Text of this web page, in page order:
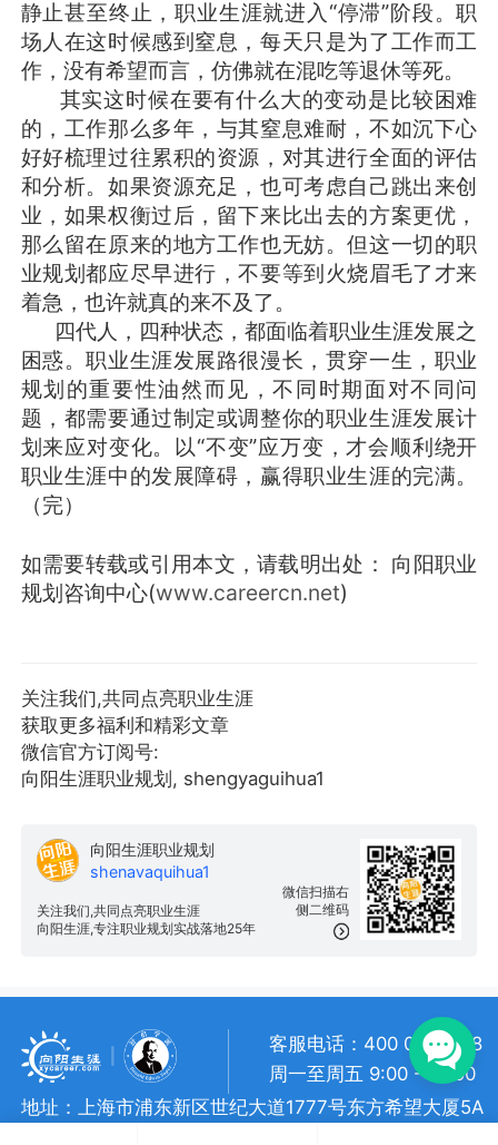
静止甚至终止，职业生涯就进入“停滞”阶段。职
场人在这时候感到窒息，每天只是为了工作而工
作，没有希望而言，仿佛就在混吃等退休等死。
其实这时候在要有什么大的变动是比较困难
的，工作那么多年，与其窒息难耐，不如沉下心
好好梳理过往累积的资源，对其进行全面的评估
和分析。如果资源充足，也可考虑自己跳出来创
业，如果权衡过后，留下来比出去的方案更优，
那么留在原来的地方工作也无妨。但这一切的职
业规划都应尽早进行，不要等到火烧眉毛了才来
着急，也许就真的来不及了。
四代人，四种状态，都面临着职业生涯发展之
困惑。职业生涯发展路很漫长，贯穿一生，职业
规划的重要性油然而见，不同时期面对不同问
题，都需要通过制定或调整你的职业生涯发展计
划来应对变化。以“不变”应万变，才会顺利绕开
职业生涯中的发展障碍，赢得职业生涯的完满。
（完）
如需要转载或引用本文，请载明出处： 向阳职业
规划咨询中心(www.careercn.net)
关注我们,共同点亮职业生涯
获取更多福利和精彩文章
微信官方订阅号:
向阳生涯职业规划, shengyaguihua1
微信扫描右
侧二维码
向阳生涯职业规划
shenavaquihua1
关注我们,共同点亮职业生涯
向阳生涯,专注职业规划实战落地25年
客服电话：400 057 1108
周一至周五 9:00 - 18:00
地址：上海市浦东新区世纪大道1777号东方希望大厦5A